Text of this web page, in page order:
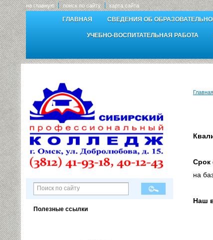
на главную поиск по сайту карта сайта
ГЛАВНАЯ СВЕДЕНИЯ ОБ
УЧЕБНО-ВОСПИТАТЕЛЬНАЯ РАБОТА
Полезные ссылки
Главная
Срок
на
Наш